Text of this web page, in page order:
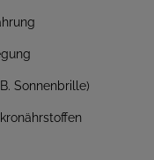
Sonnenbrille)